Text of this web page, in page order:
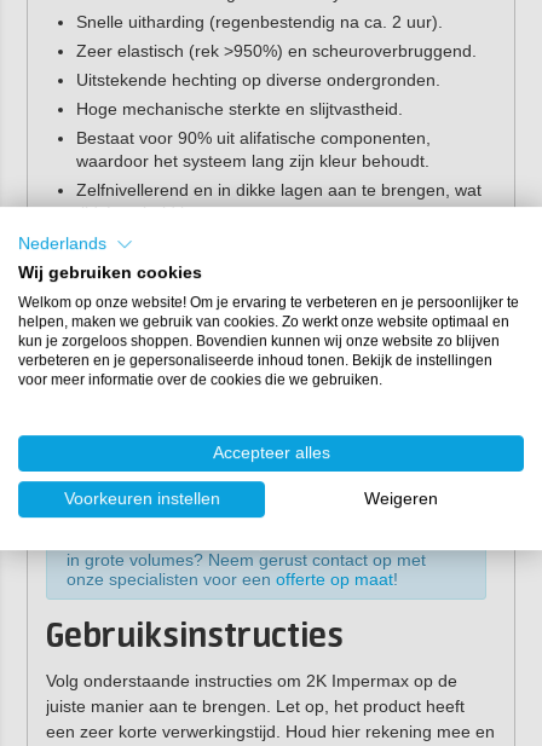
Snelle uitharding (regenbestendig na ca. 2 uur).
Zeer elastisch (rek >950%) en scheuroverbruggend.
Uitstekende hechting op diverse ondergronden.
Hoge mechanische sterkte en slijtvastheid.
Bestaat voor 90% uit alifatische componenten,
waardoor het systeem lang zijn kleur behoudt.
Zelfnivellerend en in dikke lagen aan te brengen, wat
tijd én arbeid bespaart.
Toepassingen
Impermax Cold Polyurea Supreme is geschikt voor diverse
professionele toepassingen, zoals:
Platte en hellende daken.
Parkeerdaken en galerijen.
Renovatie van bestaande dakbedekking (bitumen,
EPDM, PVC).
in grote volumes? Neem gerust contact op met
onze specialisten voor een offerte op maat!
Gebruiksinstructies
Volg onderstaande instructies om 2K Impermax op de
juiste manier aan te brengen. Let op, het product heeft
een zeer korte verwerkingstijd. Houd hier rekening mee en
Nederlands
Wij gebruiken cookies
Welkom op onze website! Om je ervaring te verbeteren en je persoonlijker te
helpen, maken we gebruik van cookies. Zo werkt onze website optimaal en
kun je zorgeloos shoppen. Bovendien kunnen wij onze website zo blijven
verbeteren en je gepersonaliseerde inhoud tonen. Bekijk de instellingen
voor meer informatie over de cookies die we gebruiken.
Accepteer alles
Voorkeuren instellen Weigeren